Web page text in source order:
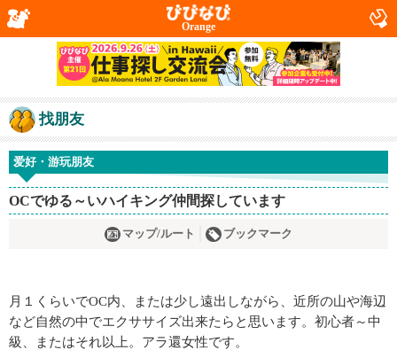
Orange
找朋友
爱好・游玩朋友
OCでゆる～いハイキング仲間探しています
マップ/ルート ブックマーク
月１くらいでOC内、または少し遠出しながら、近所の山や海辺
など自然の中でエクササイズ出来たらと思います。初心者～中
級、またはそれ以上。アラ還女性です。